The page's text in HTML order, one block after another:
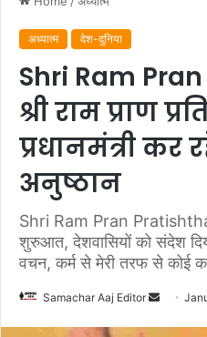
अध्यात्म देश-दुनिया
Shri Ram
श्री राम प्राण
प्रधानमंत्री कर
अनुष्ठान
Shri Ram Pran
शुरुआत, देशवासियों को संदेश
वचन, कर्म से मेरी तरफ से कोई
Samachar Aaj Editor
Send